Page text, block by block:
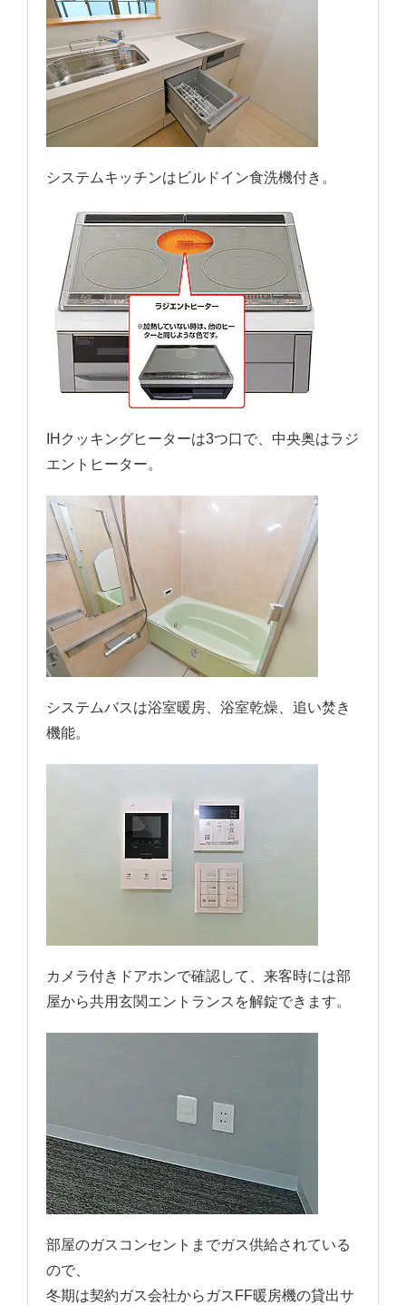
システムキッチンはビルドイン食洗機付き。
IHクッキングヒーターは3つ口で、中央奥はラジ
エントヒーター。
システムバスは浴室暖房、浴室乾燥、追い焚き
機能。
カメラ付きドアホンで確認して、来客時には部
屋から共用玄関エントランスを解錠できます。
部屋のガスコンセントまでガス供給されている
ので、
冬期は契約ガス会社からガスFF暖房機の貸出サ